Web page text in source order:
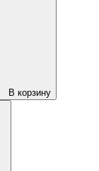
В корзину